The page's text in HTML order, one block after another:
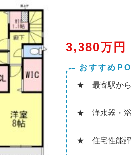
3,380万円
おすすめ
★ 最寄駅か
★ 浄水器・
★ 住宅性能